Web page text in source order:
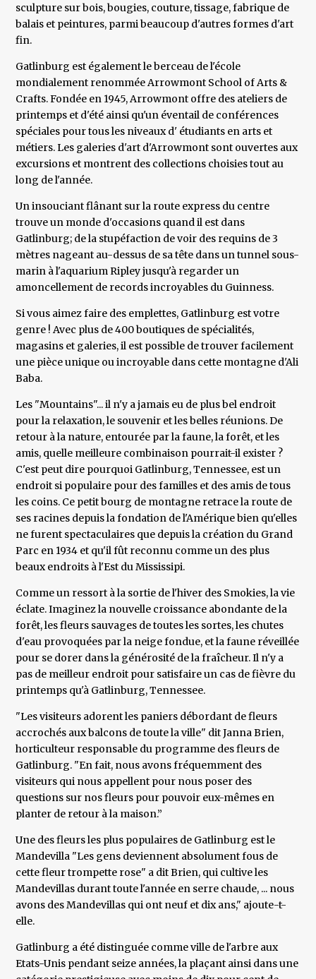
sculpture sur bois, bougies, couture, tissage, fabrique de
balais et peintures, parmi beaucoup d'autres formes d'art
fin.
Gatlinburg est également le berceau de l'école
mondialement renommée Arrowmont School of Arts &
Crafts. Fondée en 1945, Arrowmont offre des ateliers de
printemps et d'été ainsi qu'un éventail de conférences
spéciales pour tous les niveaux d' étudiants en arts et
métiers. Les galeries d'art d'Arrowmont sont ouvertes aux
excursions et montrent des collections choisies tout au
long de l'année.
Un insouciant flânant sur la route express du centre
trouve un monde d'occasions quand il est dans
Gatlinburg; de la stupéfaction de voir des requins de 3
mètres nageant au-dessus de sa tête dans un tunnel sous-
marin à l'aquarium Ripley jusqu'à regarder un
amoncellement de records incroyables du Guinness.
Si vous aimez faire des emplettes, Gatlinburg est votre
genre ! Avec plus de 400 boutiques de spécialités,
magasins et galeries, il est possible de trouver facilement
une pièce unique ou incroyable dans cette montagne d'Ali
Baba.
Les "Mountains"... il n'y a jamais eu de plus bel endroit
pour la relaxation, le souvenir et les belles réunions. De
retour à la nature, entourée par la faune, la forêt, et les
amis, quelle meilleure combinaison pourrait-il exister ?
C'est peut dire pourquoi Gatlinburg, Tennessee, est un
endroit si populaire pour des familles et des amis de tous
les coins. Ce petit bourg de montagne retrace la route de
ses racines depuis la fondation de l'Amérique bien qu'elles
ne furent spectaculaires que depuis la création du Grand
Parc en 1934 et qu'il fût reconnu comme un des plus
beaux endroits à l'Est du Mississipi.
Comme un ressort à la sortie de l'hiver des Smokies, la vie
éclate. Imaginez la nouvelle croissance abondante de la
forêt, les fleurs sauvages de toutes les sortes, les chutes
d'eau provoquées par la neige fondue, et la faune réveillée
pour se dorer dans la générosité de la fraîcheur. Il n'y a
pas de meilleur endroit pour satisfaire un cas de fièvre du
printemps qu'à Gatlinburg, Tennessee.
"Les visiteurs adorent les paniers débordant de fleurs
accrochés aux balcons de toute la ville" dit Janna Brien,
horticulteur responsable du programme des fleurs de
Gatlinburg. "En fait, nous avons fréquemment des
visiteurs qui nous appellent pour nous poser des
questions sur nos fleurs pour pouvoir eux-mêmes en
planter de retour à la maison.”
Une des fleurs les plus populaires de Gatlinburg est le
Mandevilla "Les gens deviennent absolument fous de
cette fleur trompette rose" a dit Brien, qui cultive les
Mandevillas durant toute l'année en serre chaude, ... nous
avons des Mandevillas qui ont neuf et dix ans," ajoute-t-
elle.
Gatlinburg a été distinguée comme ville de l'arbre aux
Etats-Unis pendant seize années, la plaçant ainsi dans une